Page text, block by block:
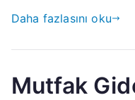
Daha fazlasını oku
Mutfak